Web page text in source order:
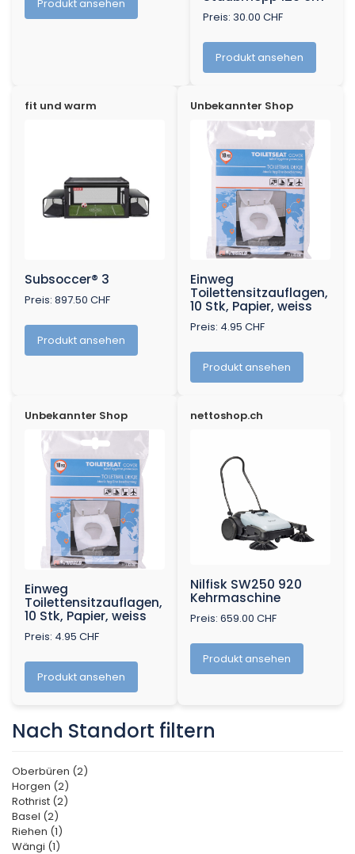
Produkt ansehen
Preis: 30.00 CHF
Produkt ansehen
fit und warm
Subsoccer® 3
Preis: 897.50 CHF
Produkt ansehen
Unbekannter Shop
Einweg
Toilettensitzauflagen,
10 Stk, Papier, weiss
Preis: 4.95 CHF
Produkt ansehen
Unbekannter Shop
Einweg
Toilettensitzauflagen,
10 Stk, Papier, weiss
Preis: 4.95 CHF
Produkt ansehen
nettoshop.ch
Nilfisk SW250 920
Kehrmaschine
Preis: 659.00 CHF
Produkt ansehen
Nach Standort filtern
Oberbüren (2)
Horgen (2)
Rothrist (2)
Basel (2)
Riehen (1)
Wängi (1)